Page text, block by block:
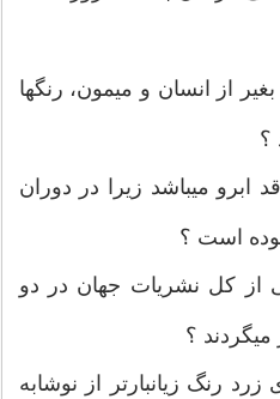
بغیر از انسان و میمون، رنگها
؟
ابرو میباشد زیرا در دوران
است ؟
از کل نشریات جهان در دو
میگردند ؟
زرد رنگ زیانبارتر از نوشابه